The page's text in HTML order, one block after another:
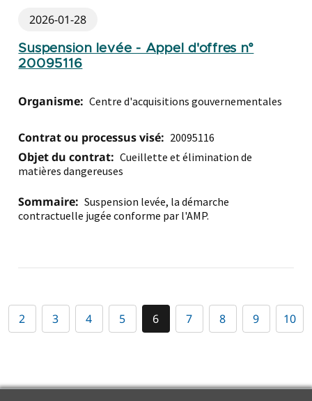
Suspension levée - Appel d'offres n°
20095116
2026-01-28
Organisme: Centre d'acquisitions gouvernementales
Contrat ou processus visé: 20095116
Objet du contrat: Cueillette et élimination de
matières dangereuses
Sommaire: Suspension levée, la démarche
contractuelle jugée conforme par l'AMP.
2 3 4 5 6 7 8 9 10